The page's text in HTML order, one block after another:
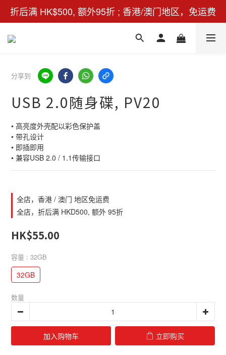
折后满 HK$500, 额外95折 ; 香港/澳门地区，免运费
分享到
USB 2.0随身碟, PV20
• 高亮度外壳配以彩色保护盖
• 带孔设计
• 即插即用
• 兼容USB 2.0 / 1.1传输接口
全店，香港 / 澳门 地区免运费
全店，折后满 HKD500, 额外 95折
HK$55.00
容量 : 32GB
32GB
数量
加入购物车 立即购买